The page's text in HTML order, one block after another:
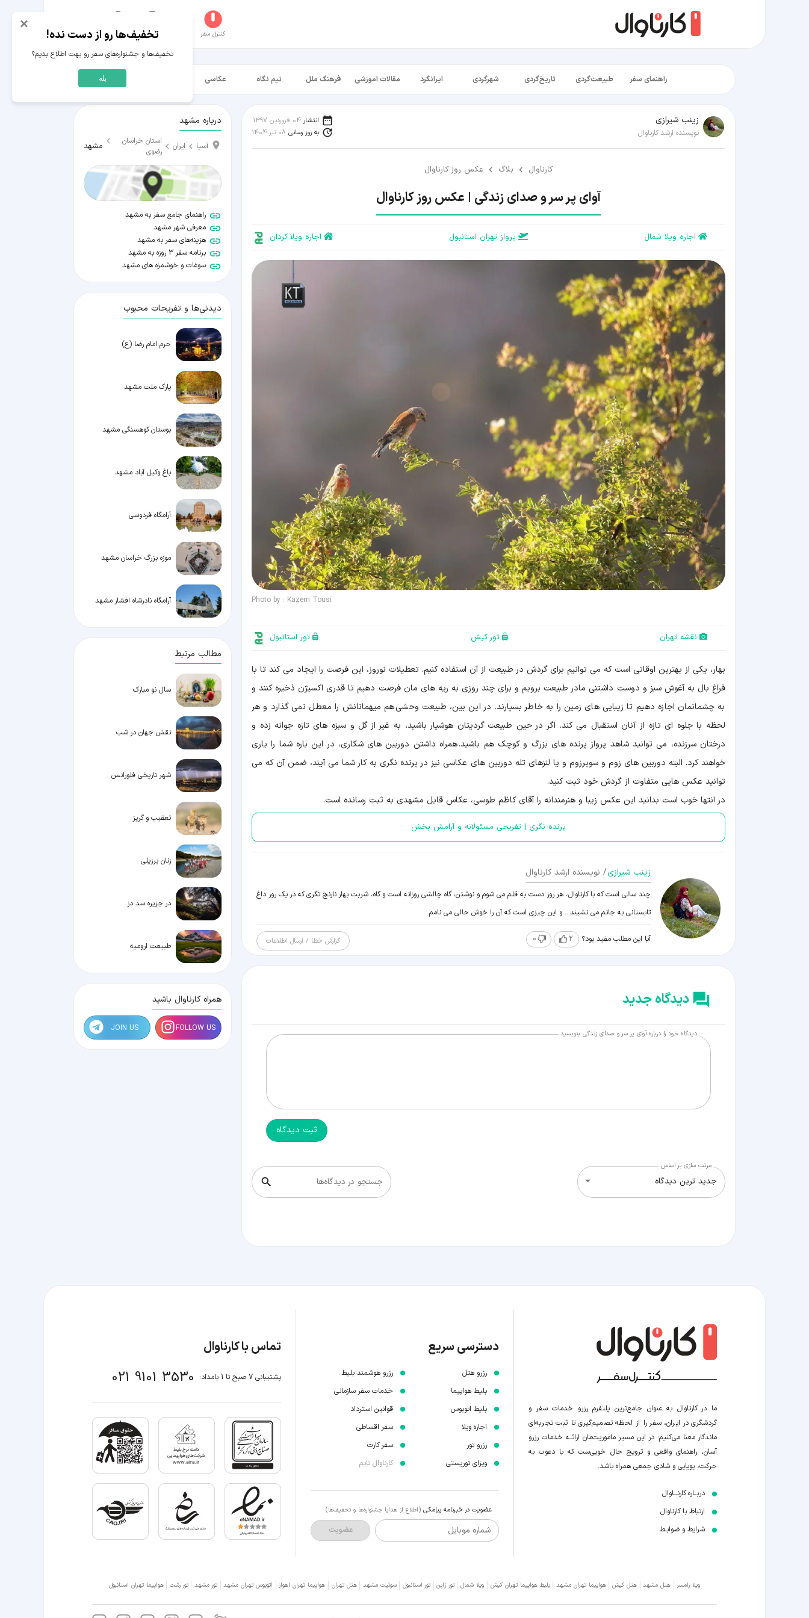
کنترل سفر عکاسخانه سفر‌های من حساب کاربری
راهنمای سفر طبیعت‌گردی تاریخ‌گردی شهرگردی ایرانگرد مقالات آموزشی فرهنگ ملل نیم نگاه عکاسی
زينب شيرازی
نویسنده ارشد کارناوال
انتشار 04 فروردین 1397
به روز رسانی 08 تیر 1404
کارناوال بلاگ عکس روز کارناوال
آوای پر سر و صدای زندگی | عکس روز کارناوال
اجاره ویلا شمال پرواز تهران استانبول اجاره ویلا کردان
Photo by : Kazem Tousi
نقشه تهران تور کیش تور استانبول
بهار، یکی از بهترین اوقاتی است که می توانیم برای گردش در طبیعت از آن استفاده کنیم. تعطیلات نوروز، این فرصت را ایجاد می کند تا با
فراغ بال به آغوش سبز و دوست داشتنی مادر طبیعت برویم و برای چند روزی به ریه های مان فرصت دهیم تا قدری اکسیژن ذخیره کنند و
به چشمانمان اجازه دهیم تا زیبایی های زمین را به خاطر بسپارند. در این بین، طبیعت وحشی هم میهمانانش را معطل نمی گذارد و هر
لحظه با جلوه ای تازه از آنان استقبال می کند. اگر در حین طبیعت گردی‎تان هوشیار باشید، به غیر از گل و سبزه های تازه جوانه زده و
درختان سرزنده، می توانید شاهد پرواز پرنده های بزرگ و کوچک هم باشید. همراه داشتن دوربین های شکاری، در این باره شما را یاری
خواهند کرد. البته دوربین های زوم و سوپرزوم و یا لنزهای تله دوربین های عکاسی نیز در پرنده نگری به کار شما می آیند، ضمن آن که می
توانید عکس هایی متفاوت از گردش خود ثبت کنید.
در انتها خوب است بدانید این عکس زیبا و هنرمندانه را آقای کاظم طوسی، عکاس قابل مشهدی به ثبت رسانده است.
پرنده نگری | تفریحی مسئولانه و آرامش بخش
زينب شيرازی/ نویسنده ارشد کارناوال
چند سالی است که با کارناوال، هر روز دست به قلم می شوم و نوشتن، گاه چالشی روزانه است و گاه، شربت بهار نارنج تگری که در یک روز داغ
تابستانی به جانم می نشیند... و این چیزی است که آن را خوش حالی می نامم.
آیا این مطلب مفید بود؟ 2
0 گزارش خطا / ارسال اطلاعات
دیدگاه جدید
دیدگاه خود را درباره آوای پر سر و صدای زندگی بنویسید
ثبت دیدگاه
جستجو در دیدگاه‌ها
مرتب سازی بر اساس
جدید ترین دیدگاه
درباره مشهد
آسیا ایران
استان خراسان
رضوی
مشهد
راهنمای جامع سفر به مشهد
معرفی شهر مشهد
هزینه‌های سفر به مشهد
برنامه سفر 3 روزه به مشهد
سوغات و خوشمزه های مشهد
دیدنی‌ها و تفریحات محبوب
حرم امام رضا (ع)
پارک ملت مشهد
بوستان کوهسنگی مشهد
باغ وکیل آباد مشهد
آرامگاه فردوسی
موزه بزرگ خراسان مشهد
آرامگاه نادرشاه افشار مشهد
مطالب مرتبط
سال نو مبارک
نقش جهان در شب
شهر تاریخی فلورانس
تعقیب و گریز
زنان برزیلی
در جزیره سد دز
طبیعت ارومیه
همراه کارناوال باشید
FOLLOW US
JOIN US
ما در کارناوال به عنوان جامع‌ترین پلتفرم رزرو خدمات سفر و
گردشگری در ایران، سفر را از لحظه‌ تصمیم‌گیری تا ثبت تجربه‌ای
ماندگار معنا می‌کنیم؛ در این مسیر‍ ماموریت‌مان اراﺋــﻪ خدمات رزرو
آسان، راهنمای واقعی و ترویج حال خوبی‌ست که با دعوت به
حرکت، پویایی و شادی جمعی همراه باشد.
دربــاره کارنـــاوال
ارتباط با کارناوال
شرایط و ضوابـط
دسترسی سریع
رزرو هتل
بلیط هواپیما
بلیط اتوبوس
اجاره ویلا
رزرو تور
ویزای توریستی
رزرو هوشمند بلیط
خدمات سفر سازمانی
قوانین استرداد
سفر اقساطی
سفر کارت
کارناوال تایم
عضویت در خبرنامه پیامکی (اطلاع از هدایا جشنواره‌ها و تخفیف‌ها)
شماره موبایل عضویت
تماس با کارناوال
پشتیبانی 7 صبح تا 1 بامداد: 021 9101 3530
ویلا رامسر هتل مشهد هتل کیش هواپیما تهران مشهد بلیط هواپیما تهران کیش ویلا شمال تور ژاپن تور استانبول سوئیت مشهد هتل تهران هواپیما تهران اهواز اتوبوس تهران مشهد تور مشهد تور رشت هواپیما تهران استانبول
×
تخفیف‌ها رو از دست نده!
تخفیف‌ها و جشنواره‌های سفر رو بهت اطلاع بدیم؟
بله